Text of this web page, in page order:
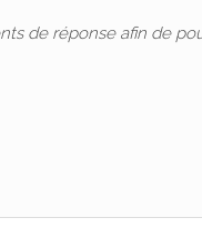
de réponse afin de